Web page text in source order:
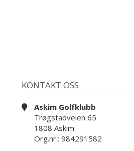
KONTAKT OSS
Askim Golfklubb
Trøgstadveien 65
1808 Askim
Org.nr.: 984291582